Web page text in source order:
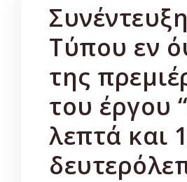
Συνέντευξη
Τύπου εν
της
του έργου
λεπτά και